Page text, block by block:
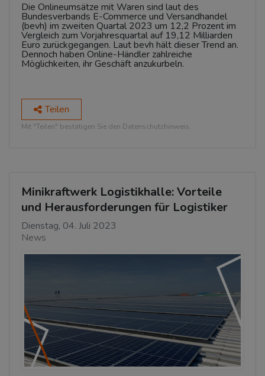
Die Onlineumsätze mit Waren sind laut des
Bundesverbands E-Commerce und Versandhandel
(bevh) im zweiten Quartal 2023 um 12,2 Prozent im
Vergleich zum Vorjahresquartal auf 19,12 Milliarden
Euro zurückgegangen. Laut bevh hält dieser Trend an.
Dennoch haben Online-Händler zahlreiche
Möglichkeiten, ihr Geschäft anzukurbeln.
Teilen
Mit "Teilen" bestätigen Sie den Datenschutzhinweis.
Minikraftwerk Logistikhalle: Vorteile
und Herausforderungen für Logistiker
Dienstag, 04. Juli 2023
News